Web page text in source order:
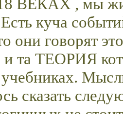
куча
они говорят
и та ТЕОРИЯ
учебниках.
сказать